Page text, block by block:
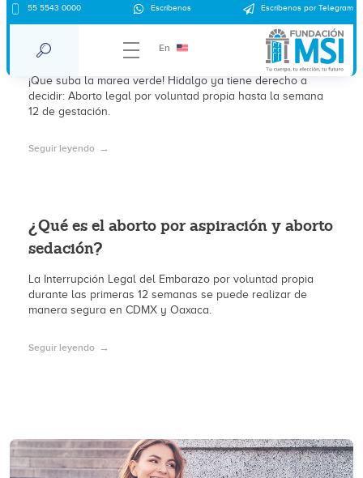
55 5543 0000 Escríbenos Escríbenos por Telegram
En
Hidalgo ya tiene derecho a decidir:
Aborto legal
¡Que suba la marea verde! Hidalgo ya tiene derecho a
decidir: Aborto legal por voluntad propia hasta la semana
12 de gestación.
Seguir leyendo
¿Qué es el aborto por aspiración y aborto
sedación?
La Interrupción Legal del Embarazo por voluntad propia
durante las primeras 12 semanas se puede realizar de
manera segura en CDMX y Oaxaca.
Seguir leyendo